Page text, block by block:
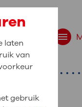
laten
van
gebruik